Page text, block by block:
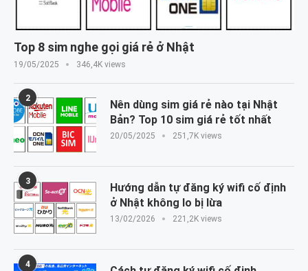
Top 8 sim nghe gọi giá rẻ ở Nhật
19/05/2025 346,4K views
2
Nên dùng sim giá rẻ nào tại Nhật
Bản? Top 10 sim giá rẻ tốt nhất
20/05/2025 251,7K views
3
Hướng dẫn tự đăng ký wifi cố định
ở Nhật không lo bị lừa
13/02/2026 221,2K views
4